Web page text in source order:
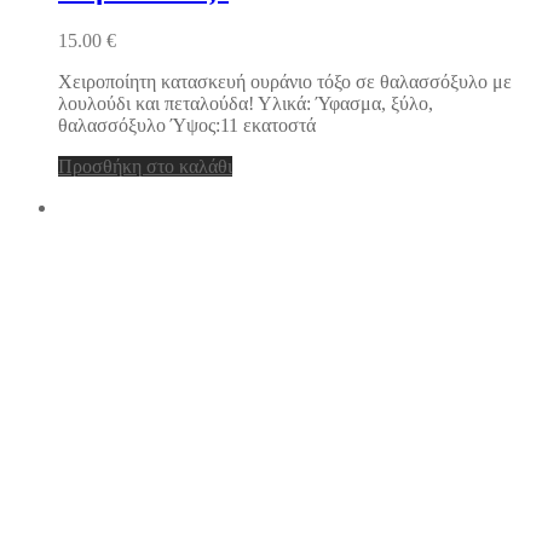
15.00 €
Χειροποίητη κατασκευή ουράνιο τόξο σε θαλασσόξυλο με
λουλούδι και πεταλούδα! Υλικά: Ύφασμα, ξύλο,
θαλασσόξυλο Ύψος:11 εκατοστά
Προσθήκη στο καλάθι